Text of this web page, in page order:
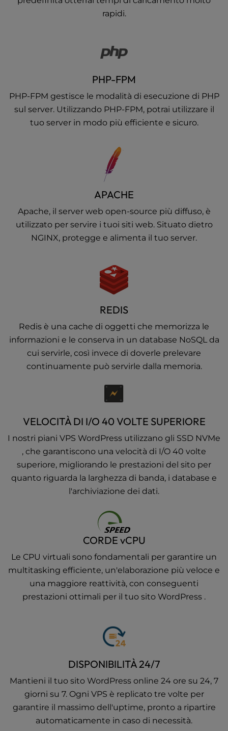
rapidi.
PHP-FPM
PHP-FPM gestisce le modalità di esecuzione di PHP
sul server. Utilizzando PHP-FPM, potrai utilizzare il
tuo server in modo più efficiente e sicuro.
APACHE
Apache, il server web open-source più diffuso, è
utilizzato per servire i tuoi siti web. Situato dietro
NGINX, protegge e alimenta il tuo server.
REDIS
Redis è una cache di oggetti che memorizza le
informazioni e le conserva in un database NoSQL da
cui servirle, così invece di doverle prelevare
continuamente può servirle dalla memoria.
VELOCITÀ DI I/O 40 VOLTE SUPERIORE
I nostri piani VPS WordPress utilizzano gli SSD NVMe
, che garantiscono una velocità di I/O 40 volte
superiore, migliorando le prestazioni del sito per
quanto riguarda la larghezza di banda, i database e
l'archiviazione dei dati.
CORDE vCPU
Le CPU virtuali sono fondamentali per garantire un
multitasking efficiente, un'elaborazione più veloce e
una maggiore reattività, con conseguenti
prestazioni ottimali per il tuo sito WordPress .
DISPONIBILITÀ 24/7
Mantieni il tuo sito WordPress online 24 ore su 24, 7
giorni su 7. Ogni VPS è replicato tre volte per
garantire il massimo dell'uptime, pronto a ripartire
automaticamente in caso di necessità.